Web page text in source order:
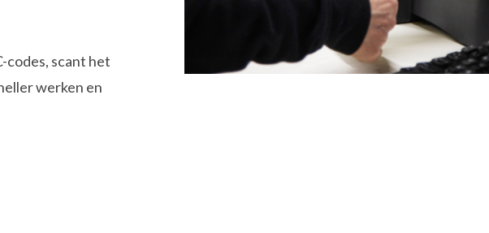
codes, scant het
werken en